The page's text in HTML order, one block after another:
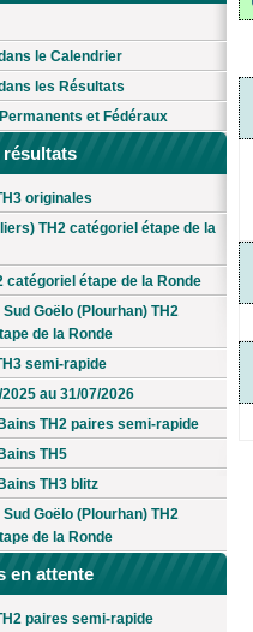
le Calendrier
les Résultats
et Fédéraux
résultats
originales
TH2 catégoriel étape de la
catégoriel étape de la Ronde
Goëlo (Plourhan) TH2
de la Ronde
semi-rapide
au 31/07/2026
TH2 paires semi-rapide
TH5
TH3 blitz
Goëlo (Plourhan) TH2
de la Ronde
en attente
paires semi-rapide